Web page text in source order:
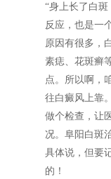
“身上长了白
反应，也是一
原因有很多，
素痣、花斑癣
点。所以啊，
往白癜风上靠
做个检查，让
况。阜阳白斑
具体说，但要
的！